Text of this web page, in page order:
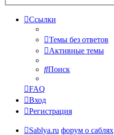
Ссылки
Темы без ответов
Активные темы
Поиск
FAQ
Вход
Регистрация
Sablya.ru форум о саблях